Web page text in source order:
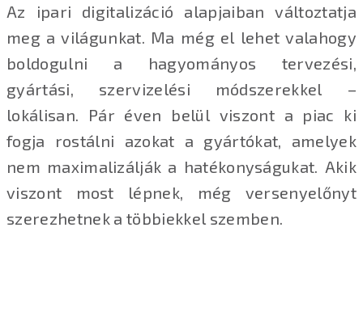
Az ipari digitalizáció alapjaiban változtatja
meg a világunkat. Ma még el lehet valahogy
boldogulni a hagyományos tervezési,
gyártási, szervizelési módszerekkel –
lokálisan. Pár éven belül viszont a piac ki
fogja rostálni azokat a gyártókat, amelyek
nem maximalizálják a hatékonyságukat. Akik
viszont most lépnek, még versenyelőnyt
szerezhetnek a többiekkel szemben.